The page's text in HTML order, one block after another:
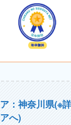
：神奈川県(※
へ)